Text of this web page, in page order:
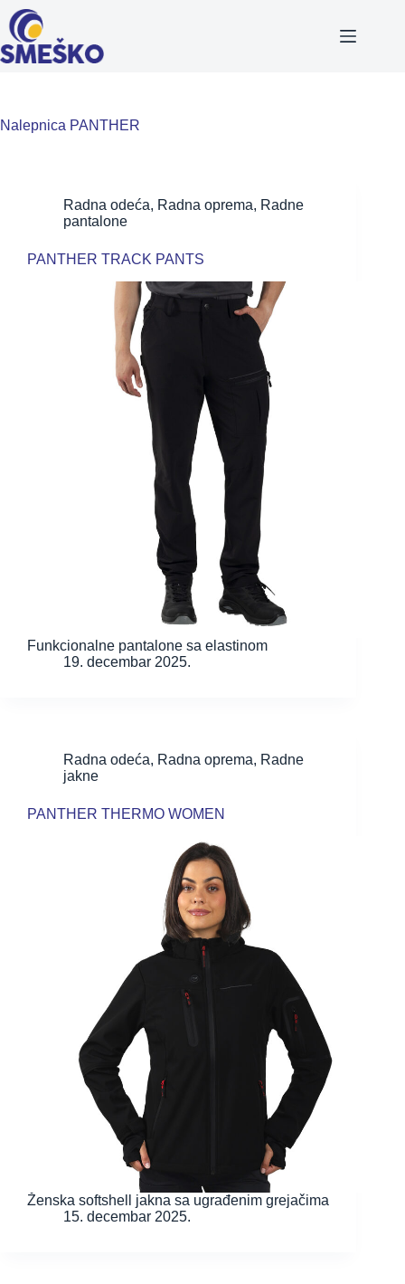
Skip
to
content
Nalepnica PANTHER
Radna odeća, Radna oprema, Radne
pantalone
PANTHER TRACK PANTS
Funkcionalne pantalone sa elastinom
19. decembar 2025.
Radna odeća, Radna oprema, Radne
jakne
PANTHER THERMO WOMEN
Ženska softshell jakna sa ugrađenim grejačima
15. decembar 2025.